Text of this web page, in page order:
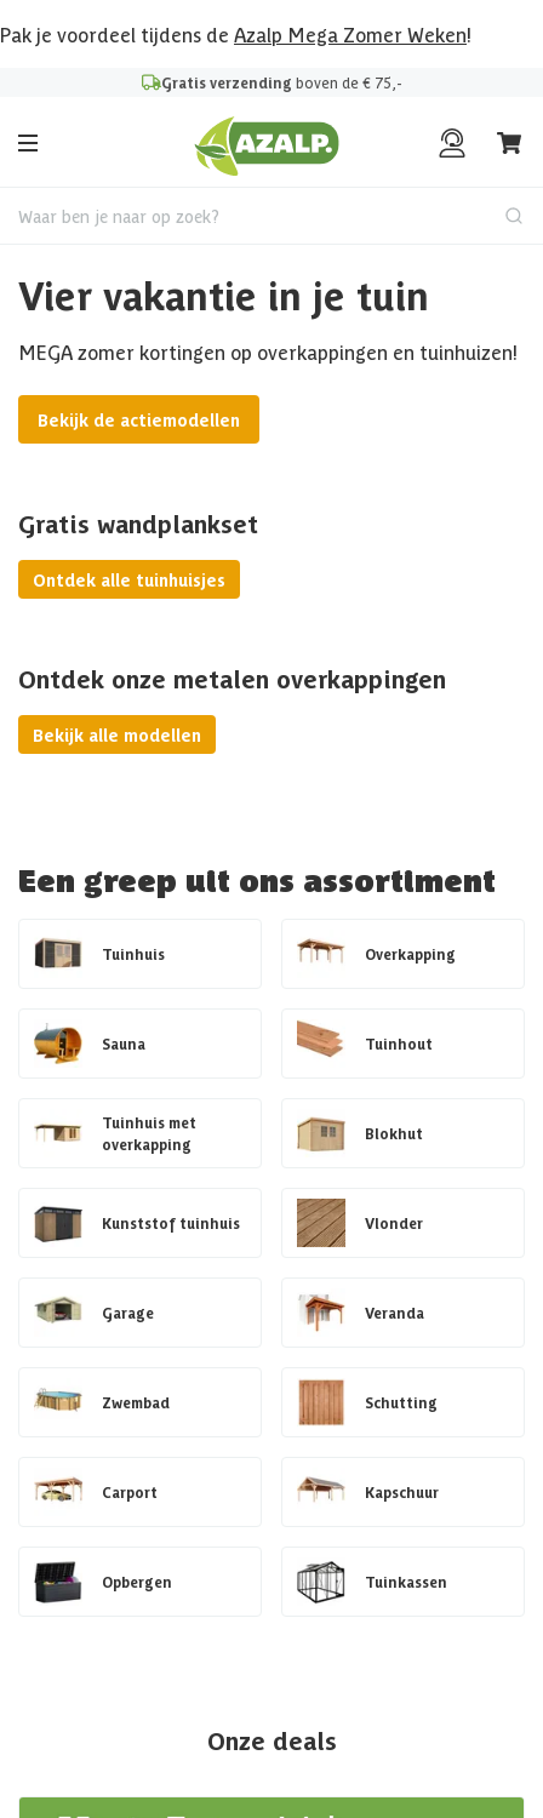
Pak je voordeel tijdens de Azalp Mega Zomer Weken!
Gratis verzending boven de € 75,-
Waar ben je naar op zoek?
Vier vakantie in je tuin
MEGA zomer kortingen op overkappingen en tuinhuizen!
Bekijk de actiemodellen
Gratis wandplankset
Ontdek alle tuinhuisjes
Ontdek onze metalen overkappingen
Bekijk alle modellen
Een greep uit ons assortiment
Tuinhuis Overkapping
Sauna Tuinhout
Tuinhuis met
overkapping
Blokhut
Kunststof tuinhuis Vlonder
Garage Veranda
Zwembad Schutting
Carport Kapschuur
Opbergen Tuinkassen
Onze deals